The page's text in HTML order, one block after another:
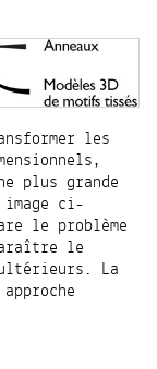
les
plus grande
ci-
le problème
le
La